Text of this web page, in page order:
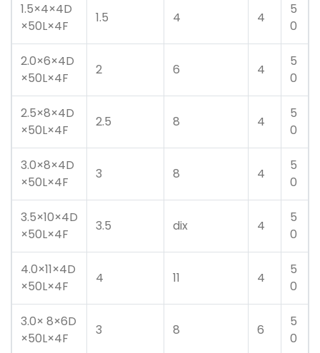
1.5×4×4D
×50L×4F
1.5 4 4
5
0
2.0×6×4D
×50L×4F
2 6 4
5
0
2.5×8×4D
×50L×4F
2.5 8 4
5
0
3.0×8×4D
×50L×4F
3 8 4
5
0
3.5×10×4D
×50L×4F
3.5 dix 4
5
0
4.0×11×4D
×50L×4F
4 11 4
5
0
3.0× 8×6D
×50L×4F
3 8 6
5
0